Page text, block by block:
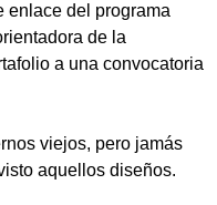
del programa
de la
a una convocatoria
viejos, pero jamás
aquellos diseños.